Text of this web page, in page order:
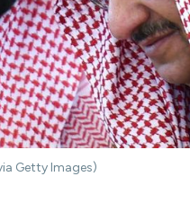
Getty Images)